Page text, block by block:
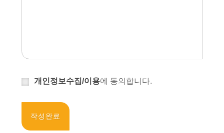
개인정보수집/이용에 동의합니다.